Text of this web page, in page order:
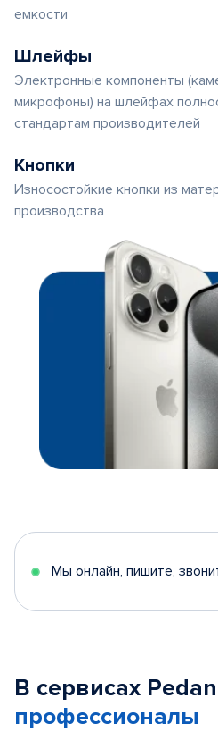
емкости
Шлейфы
Электронные компоненты
микрофоны) на шлейфах
стандартам производителей
Кнопки
Износостойкие кнопки из
производства
Мы онлайн, пишите,
В сервисах
профессионалы